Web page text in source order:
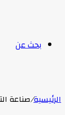
بحث عن
الرئيسية/صناعة